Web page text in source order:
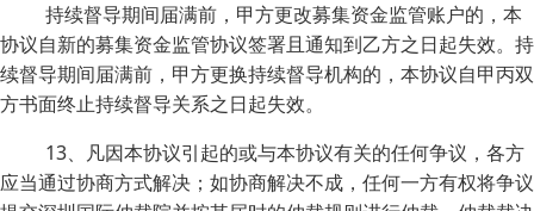
持续督导期间届满前，甲方更改募集资金监管账户的，本
协议自新的募集资金监管协议签署且通知到乙方之日起失效。持
续督导期间届满前，甲方更换持续督导机构的，本协议自甲丙双
方书面终止持续督导关系之日起失效。
13、凡因本协议引起的或与本协议有关的任何争议，各方
应当通过协商方式解决；如协商解决不成，任何一方有权将争议